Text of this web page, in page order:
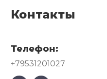
Контакты
Телефон:
+79531201027